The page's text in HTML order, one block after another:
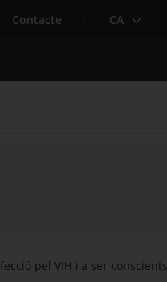
Contacte CA
pel VIH i a ser